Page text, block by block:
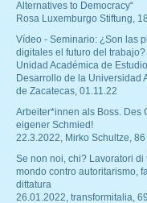
Alternatives to Democracy“
Rosa Luxemburgo Stiftung,
Vídeo - Seminario: ¿Son las
digitales el futuro del trabajo?
Unidad Académica de
Desarrollo de la Universidad
de Zacatecas, 01.11.22
Arbeiter*innen als Boss. Des
eigener Schmied!
22.3.2022, Mirko Schultze, 86
Se non noi, chi? Lavoratori di
mondo contro autoritarismo,
dittatura
26.01.2022, transformitalia,